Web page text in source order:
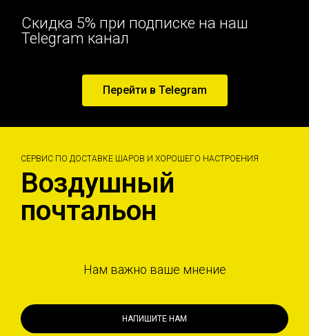
Скидка 5% при подписке на наш
Telegram канал
Перейти в Telegram
СЕРВИС ПО ДОСТАВКЕ ШАРОВ И ХОРОШЕГО НАСТРОЕНИЯ
Воздушный
почтальон
Нам важно ваше мнение
НАПИШИТЕ НАМ